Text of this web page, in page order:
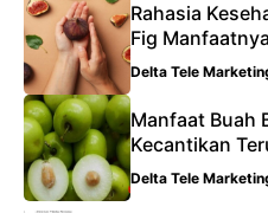
Rahasia
Fig
Delta Tele
Manfaat Buah
Kecantikan
Delta Tele